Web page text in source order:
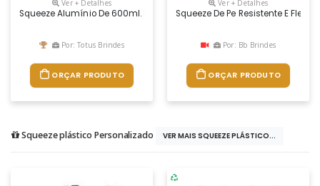
Ver + Detalhes
Squeeze Alumínio De 600ml. Squeeze De Pintura Fosca, Possui
Por: Totus Brindes
ORÇAR PRODUTO
Ver + Detalhes
Squeeze De Pe Resistente E
Por: Bb Brindes
ORÇAR PRODUTO
Squeeze plástico Personalizado VER MAIS SQUEEZE PLÁSTICO...